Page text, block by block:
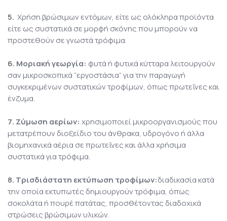
5. Χρήση βρώσιμων εντόμων, είτε ως ολόκληρα προϊόντα
είτε ως συστατικά σε μορφή σκόνης που μπορούν να
προστεθούν σε γνωστά τρόφιμα.
6. Μοριακή γεωργία: φυτά ή φυτικά κύτταρα λειτουργούν
σαν μικροσκοπικά “εργοστάσια” για την παραγωγή
συγκεκριμένων συστατικών τροφίμων, όπως πρωτεΐνες και
ένζυμα.
7. Ζύμωση αερίων: χρησιμοποιεί μικροοργανισμούς που
μετατρέπουν διοξείδιο του άνθρακα, υδρογόνο ή άλλα
βιομηχανικά αέρια σε πρωτεΐνες και άλλα χρήσιμα
συστατικά για τρόφιμα.
8. Τρισδιάστατη εκτύπωση τροφίμων:διαδικασία κατά
την οποία εκτυπωτές δημιουργούν τρόφιμα, όπως
σοκολάτα ή πουρέ πατάτας, προσθέτοντας διαδοχικά
στρώσεις βρώσιμων υλικών.